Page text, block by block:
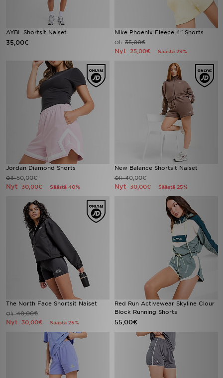
AYBL Shortsit Naiset
35,00€
Nike Phoenix Fleece 4" Shorts
Oli35,00€
Nyt 25,00€ Säästä 29%
Jordan Diamond Shorts
Oli50,00€
Nyt 30,00€ Säästä 40%
New Balance Shortsit Naiset
Oli40,00€
Nyt 30,00€ Säästä 25%
The North Face Shortsit Naiset
Oli40,00€
Nyt 30,00€ Säästä 25%
Red Run Activewear Skyline Clour
Block Running Shorts
55,00€